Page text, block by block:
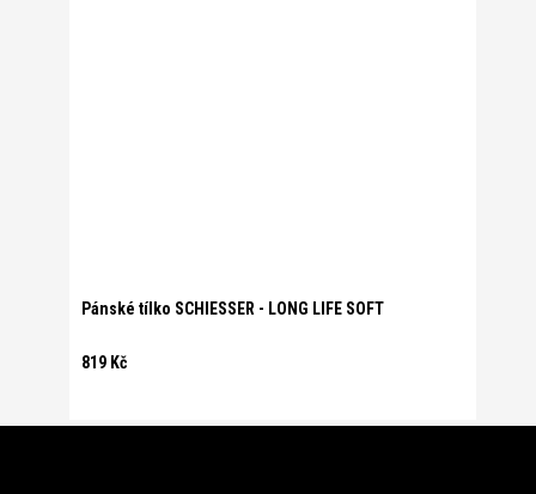
Pánské tílko SCHIESSER - LONG LIFE SOFT
819 Kč